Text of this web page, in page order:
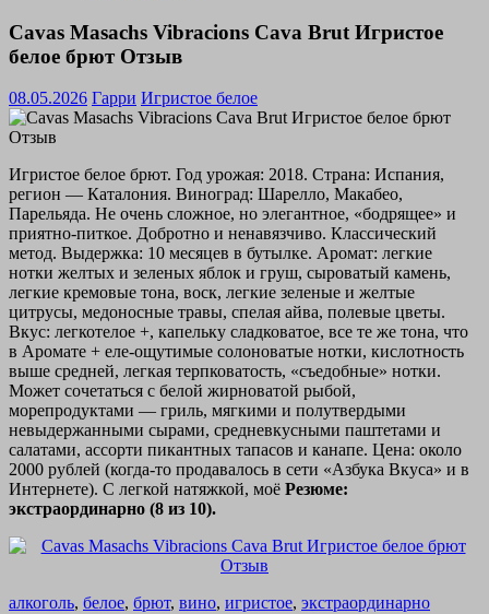
Cavas Masachs Vibracions Cava Brut Игристое
белое брют Отзыв
08.05.2026 Гарри Игристое белое
Игристое белое брют. Год урожая: 2018. Страна: Испания,
регион — Каталония. Виноград: Шарелло, Макабео,
Парельяда. Не очень сложное, но элегантное, «бодрящее» и
приятно-питкое. Добротно и ненавязчиво. Классический
метод. Выдержка: 10 месяцев в бутылке. Аромат: легкие
нотки желтых и зеленых яблок и груш, сыроватый камень,
легкие кремовые тона, воск, легкие зеленые и желтые
цитрусы, медоносные травы, спелая айва, полевые цветы.
Вкус: легкотелое +, капельку сладковатое, все те же тона, что
в Аромате + еле-ощутимые солоноватые нотки, кислотность
выше средней, легкая терпковатость, «съедобные» нотки.
Может сочетаться с белой жирноватой рыбой,
морепродуктами — гриль, мягкими и полутвердыми
невыдержанными сырами, средневкусными паштетами и
салатами, ассорти пикантных тапасов и канапе. Цена: около
2000 рублей (когда-то продавалось в сети «Азбука Вкуса» и в
Интернете). С легкой натяжкой, моё Резюме:
экстраординарно (8 из 10).
алкоголь, белое, брют, вино, игристое, экстраординарно